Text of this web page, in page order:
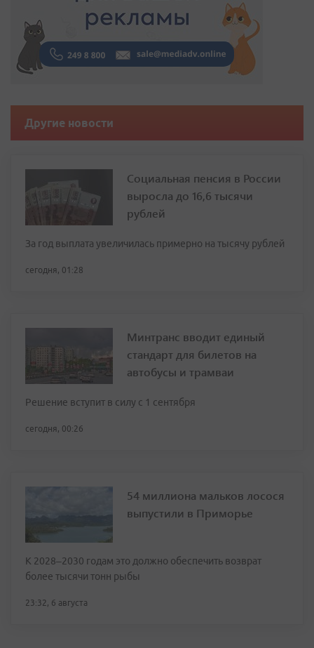
Другие новости
Социальная пенсия в России
выросла до 16,6 тысячи
рублей
За год выплата увеличилась примерно на тысячу рублей
сегодня, 01:28
Минтранс вводит единый
стандарт для билетов на
автобусы и трамваи
Решение вступит в силу с 1 сентября
сегодня, 00:26
54 миллиона мальков лосося
выпустили в Приморье
К 2028–2030 годам это должно обеспечить возврат
более тысячи тонн рыбы
23:32, 6 августа